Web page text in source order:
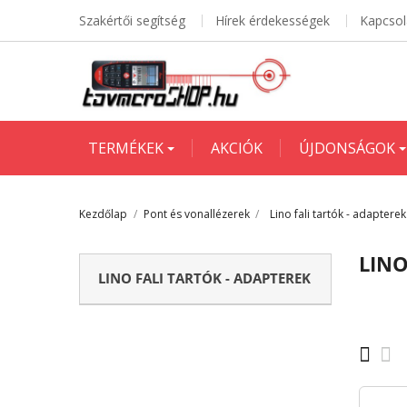
Szakértői segítség Hírek érdekességek
TERMÉKEK AKCIÓK ÚJDONSÁGOK
Kezdőlap Pont és vonallézerek Lino fali tartók - adapterek
LINO FALI TARTÓK - ADAPTEREK